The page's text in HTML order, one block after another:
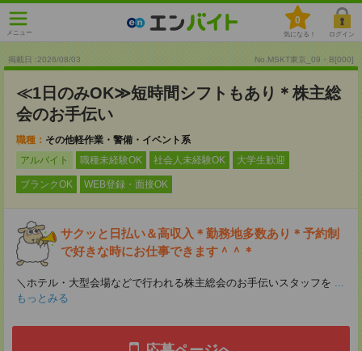
メニュー
0
気になる！ ログイン
掲載日 :2026/08/03 No.MSKT東京_09・B[000]
≪1日のみOK≫短時間シフトもあり＊株主総
会のお手伝い
職種： その他軽作業・警備・イベント系
アルバイト
職種未経験OK 社会人未経験OK 大学生歓迎
ブランクOK WEB登録・面接OK
サクッと日払い＆高収入＊勤務地多数あり＊予約制
で好きな時にお仕事できます＾＾＊
＼ホテル・大型会場などで行われる株主総会のお手伝いスタッフを ...
もっとみる